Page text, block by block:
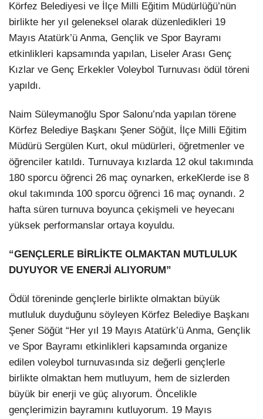
Facebook
Instagram
Körfez Belediyesi ve İlçe Milli Eğitim Müdürlüğü’nün
birlikte her yıl geleneksel olarak düzenledikleri 19
Mayıs Atatürk’ü Anma, Gençlik ve Spor Bayramı
etkinlikleri kapsamında yapılan, Liseler Arası Genç
Kızlar ve Genç Erkekler Voleybol Turnuvası ödül töreni
yapıldı.
Naim Süleymanoğlu Spor Salonu’nda yapılan törene
Körfez Belediye Başkanı Şener Söğüt, İlçe Milli Eğitim
Müdürü Sergülen Kurt, okul müdürleri, öğretmenler ve
öğrenciler katıldı. Turnuvaya kızlarda 12 okul takımında
180 sporcu öğrenci 26 maç oynarken, erkeKlerde ise 8
okul takımında 100 sporcu öğrenci 16 maç oynandı. 2
hafta süren turnuva boyunca çekişmeli ve heyecanı
yüksek performanslar ortaya koyuldu.
“GENÇLERLE BİRLİKTE OLMAKTAN MUTLULUK
DUYUYOR VE ENERJİ ALIYORUM”
Ödül töreninde gençlerle birlikte olmaktan büyük
mutluluk duyduğunu söyleyen Körfez Belediye Başkanı
Şener Söğüt “Her yıl 19 Mayıs Atatürk’ü Anma, Gençlik
ve Spor Bayramı etkinlikleri kapsamında organize
edilen voleybol turnuvasında siz değerli gençlerle
birlikte olmaktan hem mutluyum, hem de sizlerden
büyük bir enerji ve güç alıyorum. Öncelikle
gençlerimizin bayramını kutluyorum. 19 Mayıs